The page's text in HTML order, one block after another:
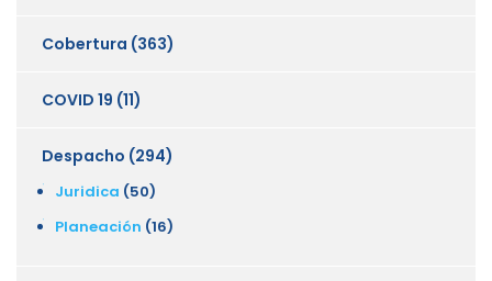
Cobertura (363)
COVID 19 (11)
Despacho (294)
Juridica (50)
Planeación (16)